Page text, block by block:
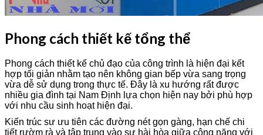
Phong cách thiết kế tổng thể
Phong cách thiết kế chủ đạo của công trình là hiện đại kết
hợp tối giản nhằm tạo nên không gian bếp vừa sang trọng
vừa dễ sử dụng trong thực tế. Đây là xu hướng rất được
nhiều gia đình tại Nam Định lựa chọn hiện nay bởi phù hợp
với nhu cầu sinh hoạt hiện đại.
Kiến trúc sư ưu tiên các đường nét gọn gàng, hạn chế chi
tiết rườm rà và tập trung vào sự hài hòa giữa công năng với